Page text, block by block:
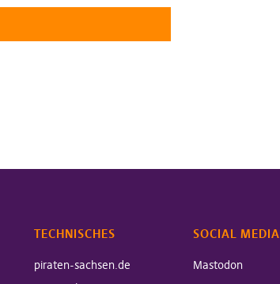
TECHNISCHES
piraten-sachsen.de
SOCIAL MEDIA
Mastodon